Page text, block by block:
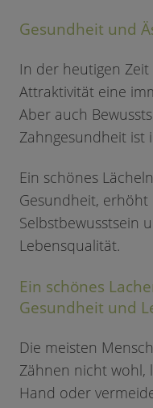
Gesundheit und
In der heutigen
Attraktivität eine
Aber auch
Zahngesundheit ist
Ein schönes
Gesundheit,
Selbstbewusstsein
Lebensqualität.
Ein schönes
Gesundheit und
Die meisten
Zähnen nicht wohl,
Hand oder